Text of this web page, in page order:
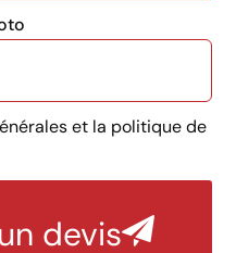
et la politique de
devis